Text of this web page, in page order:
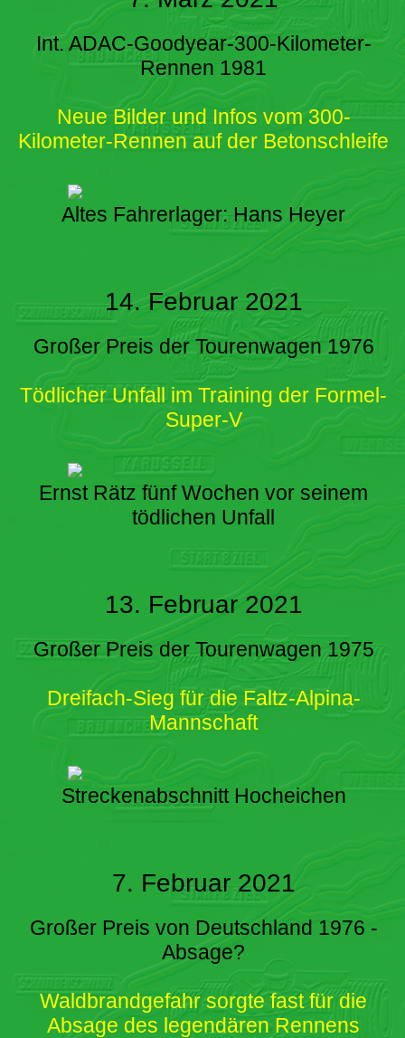
Int. ADAC-Goodyear-300-Kilometer-
Rennen 1981
Neue Bilder und Infos vom 300-
Kilometer-Rennen auf der Betonschleife
Altes Fahrerlager: Hans Heyer
14. Februar 2021
Großer Preis der Tourenwagen 1976
Tödlicher Unfall im Training der Formel-
Super-V
Ernst Rätz fünf Wochen vor seinem
tödlichen Unfall
13. Februar 2021
Großer Preis der Tourenwagen 1975
Dreifach-Sieg für die Faltz-Alpina-
Mannschaft
Streckenabschnitt Hocheichen
7. Februar 2021
Großer Preis von Deutschland 1976 -
Absage?
Waldbrandgefahr sorgte fast für die
Absage des legendären Rennens